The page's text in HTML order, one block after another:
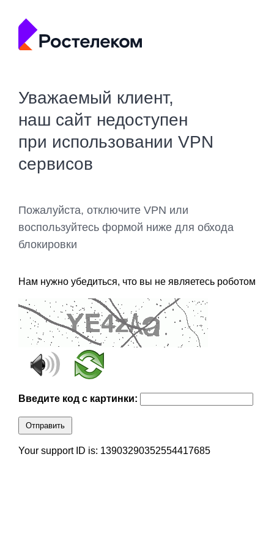
Уважаемый клиент,
наш сайт недоступен
при использовании VPN
сервисов
Пожалуйста, отключите VPN или
воспользуйтесь формой ниже для обхода
блокировки
Нам нужно убедиться, что вы не являетесь роботом
Введите код с картинки:
Отправить
Your support ID is: 13903290352554417685